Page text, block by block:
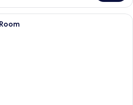
City Double Panorama Room | Safe